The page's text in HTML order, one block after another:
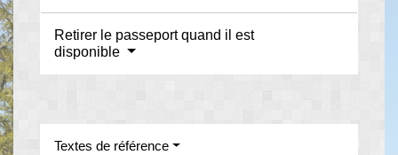
Retirer le passeport quand il est
disponible
Textes de référence